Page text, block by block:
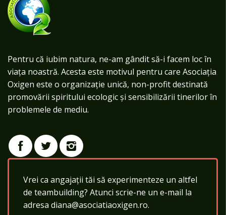
Pentru că iubim natura, ne-am gândit să-i facem loc în
viața noastră. Acesta este motivul pentru care Asociația
Oxigen este o organizație unică, non-profit destinată
promovării spiritului ecologic și sensibilizării tinerilor în
problemele de mediu.
Vrei ca angajații tăi să experimenteze un altfel
de teambuilding? Atunci scrie-ne un e-mail la
adresa diana@asociatiaoxigen.ro.